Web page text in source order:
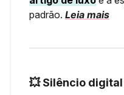
padrão. Leia mais
💥 Silêncio